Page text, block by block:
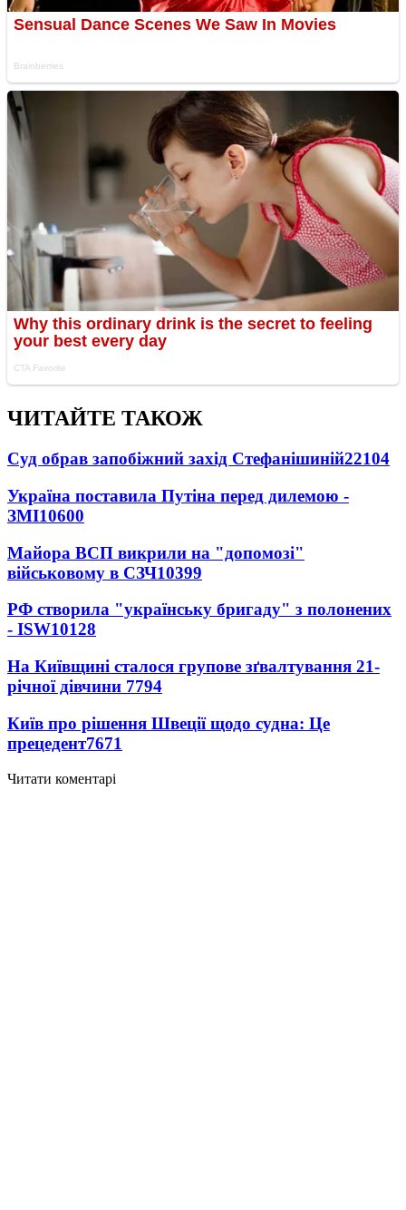
ЧИТАЙТЕ ТАКОЖ
Суд обрав запобіжний захід Стефанішиній22104
Україна поставила Путіна перед дилемою -
ЗМІ10600
Майора ВСП викрили на "допомозі"
військовому в СЗЧ10399
РФ створила "українську бригаду" з полонених
- ISW10128
На Київщині сталося групове зґвалтування 21-
річної дівчини 7794
Київ про рішення Швеції щодо судна: Це
прецедент7671
Читати коментарі